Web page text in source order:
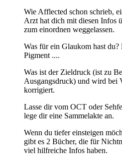
Wie Afflected schon schrieb,
Arzt hat dich mit diesen Infos
zum einordnen weggelassen.
Was für ein Glaukom hast
Pigment ....
Was ist der Zieldruck (ist zu
Ausgangsdruck) und wird bei
korrigiert.
Lasse dir vom OCT oder
lege dir eine Sammelakte an.
Wenn du tiefer einsteigen
gibt es 2 Bücher, die für
viel hilfreiche Infos haben.